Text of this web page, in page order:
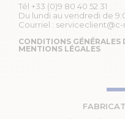
Tél +33 (0)9 80 40 52 31
Du lundi au vendredi de
Courriel :
CONDITIONS GÉNÉRALES
MENTIONS LÉGALES